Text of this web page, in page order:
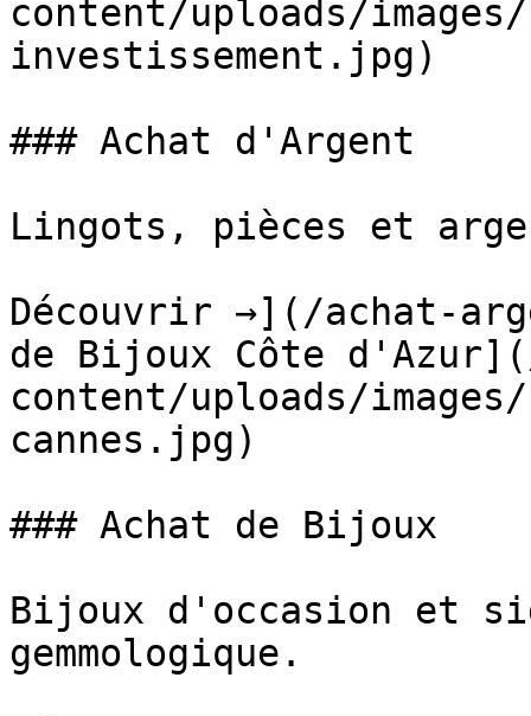
content/uploads/
investissement.jpg)
### Achat d'Argent
Lingots, pièces et
Découvrir →](/achat-
de Bijoux Côte
content/uploads/
cannes.jpg)
### Achat de Bijoux
Bijoux d'occasion et
gemmologique.